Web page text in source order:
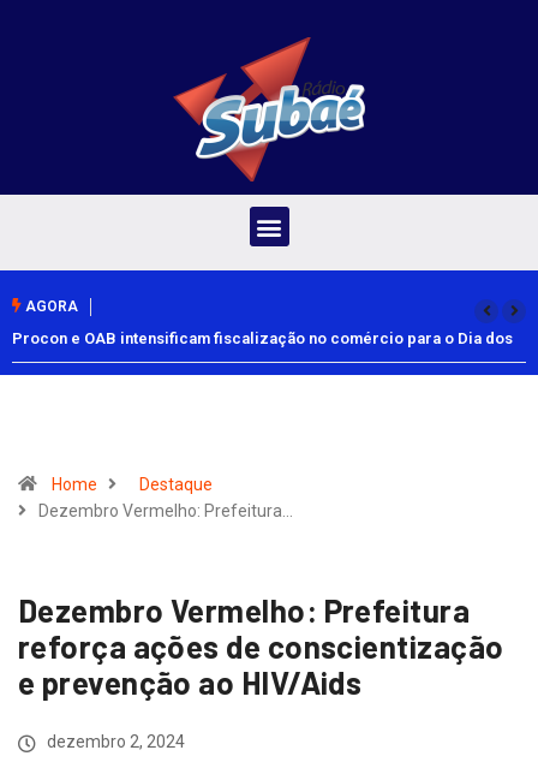
AGORA
Procon e OAB intensificam fiscalização no comércio para o Dia dos
Pais
Home
Destaque
Dezembro Vermelho: Prefeitura…
Dezembro Vermelho: Prefeitura
reforça ações de conscientização
e prevenção ao HIV/Aids
dezembro 2, 2024